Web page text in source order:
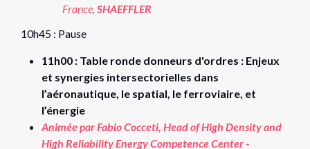
France, SHAEFFLER
10h45 : Pause
11h00 : Table ronde donneurs d'ordres : Enjeux
et synergies intersectorielles dans
l’aéronautique, le spatial, le ferroviaire, et
l’énergie
Animée par Fabio Cocceti, Head of High Density and
High Reliability Energy Competence Center -